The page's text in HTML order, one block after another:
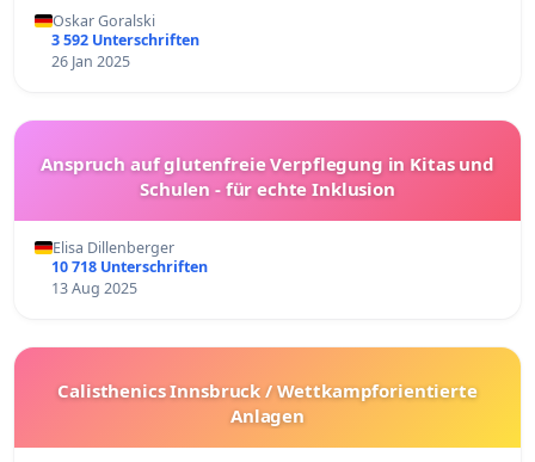
Oskar Goralski
3 592 Unterschriften
26 Jan 2025
Anspruch auf glutenfreie Verpflegung in Kitas und
Schulen - für echte Inklusion
Elisa Dillenberger
10 718 Unterschriften
13 Aug 2025
Calisthenics Innsbruck / Wettkampforientierte
Anlagen